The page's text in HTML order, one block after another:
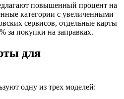
повышенный процент на
категории с увеличенными
сервисов, отдельные карты
за покупки на заправках.
для
одну из трех моделей: